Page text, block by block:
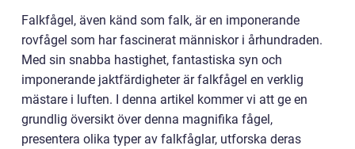
Falkfågel, även känd som falk, är en imponerande
rovfågel som har fascinerat människor i århundraden.
Med sin snabba hastighet, fantastiska syn och
imponerande jaktfärdigheter är falkfågel en verklig
mästare i luften. I denna artikel kommer vi att ge en
grundlig översikt över denna magnifika fågel,
presentera olika typer av falkfåglar, utforska deras